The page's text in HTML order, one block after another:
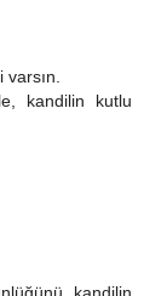
kandilin kutlu
kandilin